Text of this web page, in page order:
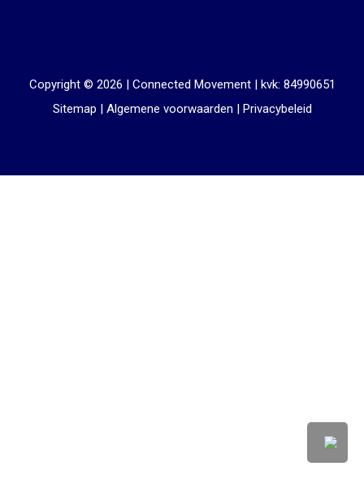
Copyright © 2026 | Connected Movement| kvk: 84990651
Sitemap | Algemene voorwaarden | Privacybeleid